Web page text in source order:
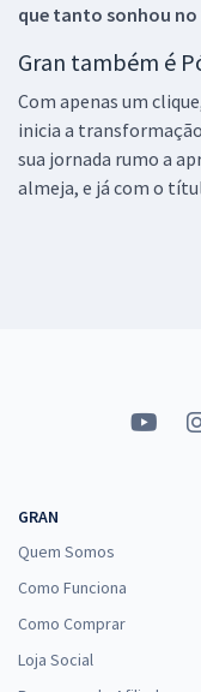
que tanto sonhou
Gran também é
Com apenas um
inicia a
sua jornada rumo a
almeja, e já com o
GRAN
Quem Somos
Como Funciona
Como Comprar
Loja Social